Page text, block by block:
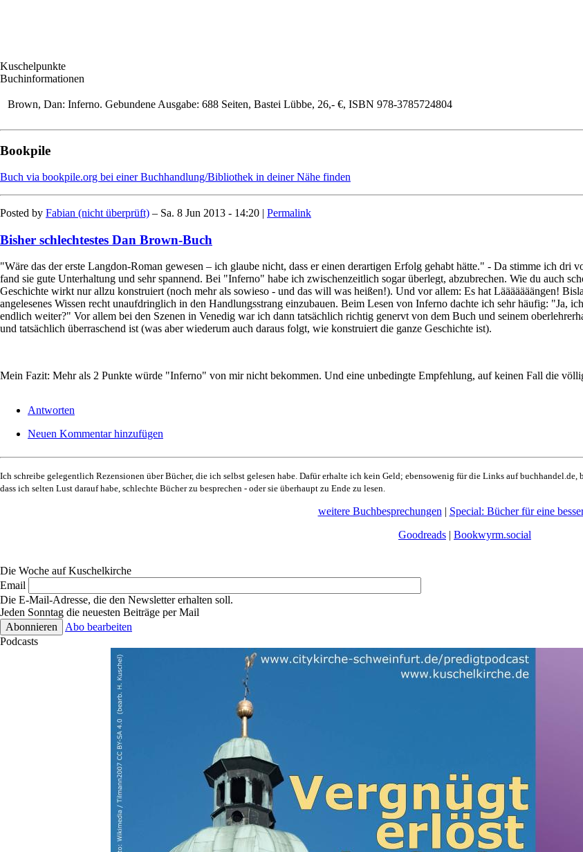
Kuschelpunkte
Buchinformationen
Brown, Dan: Inferno. Gebundene Ausgabe: 688 Seiten, Bastei Lübbe, 26,- €, ISBN 978-3785724804
Bookpile
Buch via bookpile.org bei einer Buchhandlung/Bibliothek in deiner Nähe finden
Posted by Fabian (nicht überprüft) – Sa. 8 Jun 2013 - 14:20 | Permalink
Bisher schlechtestes Dan Brown-Buch
"Wäre das der erste Langdon-Roman gewesen – ich glaube nicht, dass er einen derartigen Erfolg gehabt hätte." - Da stimme ich
fand sie gute Unterhaltung und sehr spannend. Bei "Inferno" habe ich zwischenzeitlich sogar überlegt, abzubrechen. Wie du auch
Geschichte wirkt nur allzu konstruiert (noch mehr als sowieso - und das will was heißen!). Und vor allem: Es hat Lääääääängen!
angelesenes Wissen recht unaufdringlich in den Handlungsstrang einzubauen. Beim Lesen von Inferno dachte ich sehr häufig: "Ja,
endlich weiter?" Vor allem bei den Szenen in Venedig war ich dann tatsächlich richtig genervt von dem Buch und seinem
und tatsächlich überraschend ist (was aber wiederum auch daraus folgt, wie konstruiert die ganze Geschichte ist).
Mein Fazit: Mehr als 2 Punkte würde "Inferno" von mir nicht bekommen. Und eine unbedingte Empfehlung, auf keinen Fall die
Antworten
Neuen Kommentar hinzufügen
Ich schreibe gelegentlich Rezensionen über Bücher, die ich selbst gelesen habe. Dafür erhalte ich kein Geld; ebensowenig für die Links auf
dass ich selten Lust darauf habe, schlechte Bücher zu besprechen - oder sie überhaupt zu Ende zu lesen.
weitere Buchbesprechungen | Special: Bücher für eine
Goodreads | Bookwyrm.social
Die Woche auf Kuschelkirche
Email
Die E-Mail-Adresse, die den Newsletter erhalten soll.
Jeden Sonntag die neuesten Beiträge per Mail
Abo bearbeiten
Podcasts